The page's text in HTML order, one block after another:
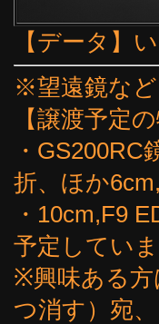
【データ】
※望遠鏡な
【譲渡予定
・
折、ほか
・10cm,F9
予定していま
※興味ある方
つ消す）宛